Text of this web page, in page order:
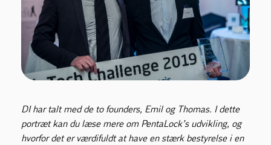
DI har talt med de to founders, Emil og Thomas. I dette
portræt kan du læse mere om PentaLock’s udvikling, og
hvorfor det er værdifuldt at have en stærk bestyrelse i en